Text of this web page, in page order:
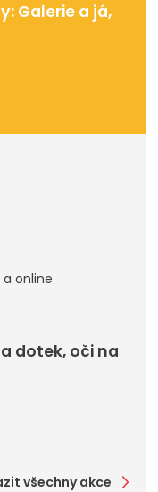
Galerie a já,
a online
dotek, oči na
všechny akce